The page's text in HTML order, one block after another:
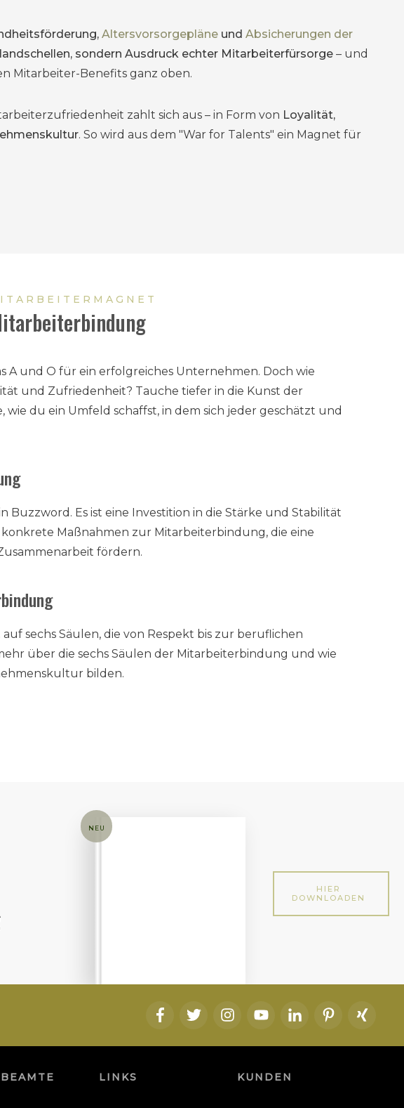
Altersvorsorgepläne und Absicherungen der
sondern Ausdruck echter Mitarbeiterfürsorge – und
Mitarbeiter-Benefits ganz oben.
zahlt sich aus – in Form von Loyalität,
. So wird aus dem "War for Talents" ein Magnet für
A und O für ein erfolgreiches Unternehmen. Doch wie
und Zufriedenheit? Tauche tiefer in die Kunst der
du ein Umfeld schaffst, in dem sich jeder geschätzt und
Buzzword. Es ist eine Investition in die Stärke und Stabilität
Maßnahmen zur Mitarbeiterbindung, die eine
fördern.
sechs Säulen, die von Respekt bis zur beruflichen
über die sechs Säulen der Mitarbeiterbindung und wie
bilden.
NEU
HIER
DOWNLOADEN
LINKS KUNDEN